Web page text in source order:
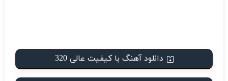
دانلود آهنگ با کیفیت عالی 320